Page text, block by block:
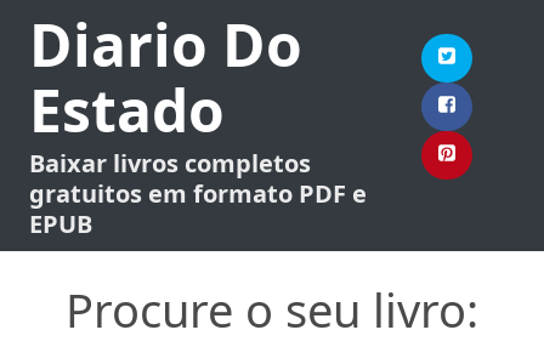
Diario Do
Estado
Baixar livros completos
gratuitos em formato PDF e
EPUB
Procure o seu livro: